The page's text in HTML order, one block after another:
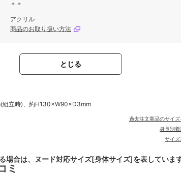
＊＊
アクリル
商品のお取り扱い方法
とじる
立時)、約H130×W90×D3mm
過去注文商品のサイズ
身長別着
サイ
合は、ヌード対応サイズ[身体サイズ]を表しています
ミ